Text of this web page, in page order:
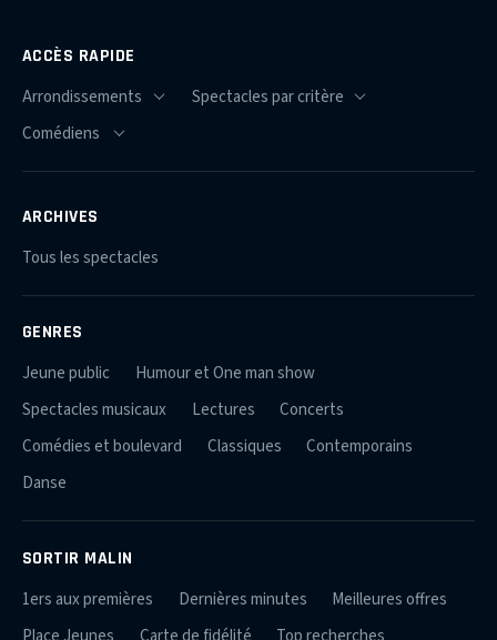
ACCÈS RAPIDE
ARCHIVES
Tous les spectacles
GENRES
Jeune public
Humour et One man show
Spectacles musicaux
Lectures
Concerts
Comédies et boulevard
Classiques
Contemporains
Danse
SORTIR MALIN
1ers aux premières Dernières minutes
Meilleures offres